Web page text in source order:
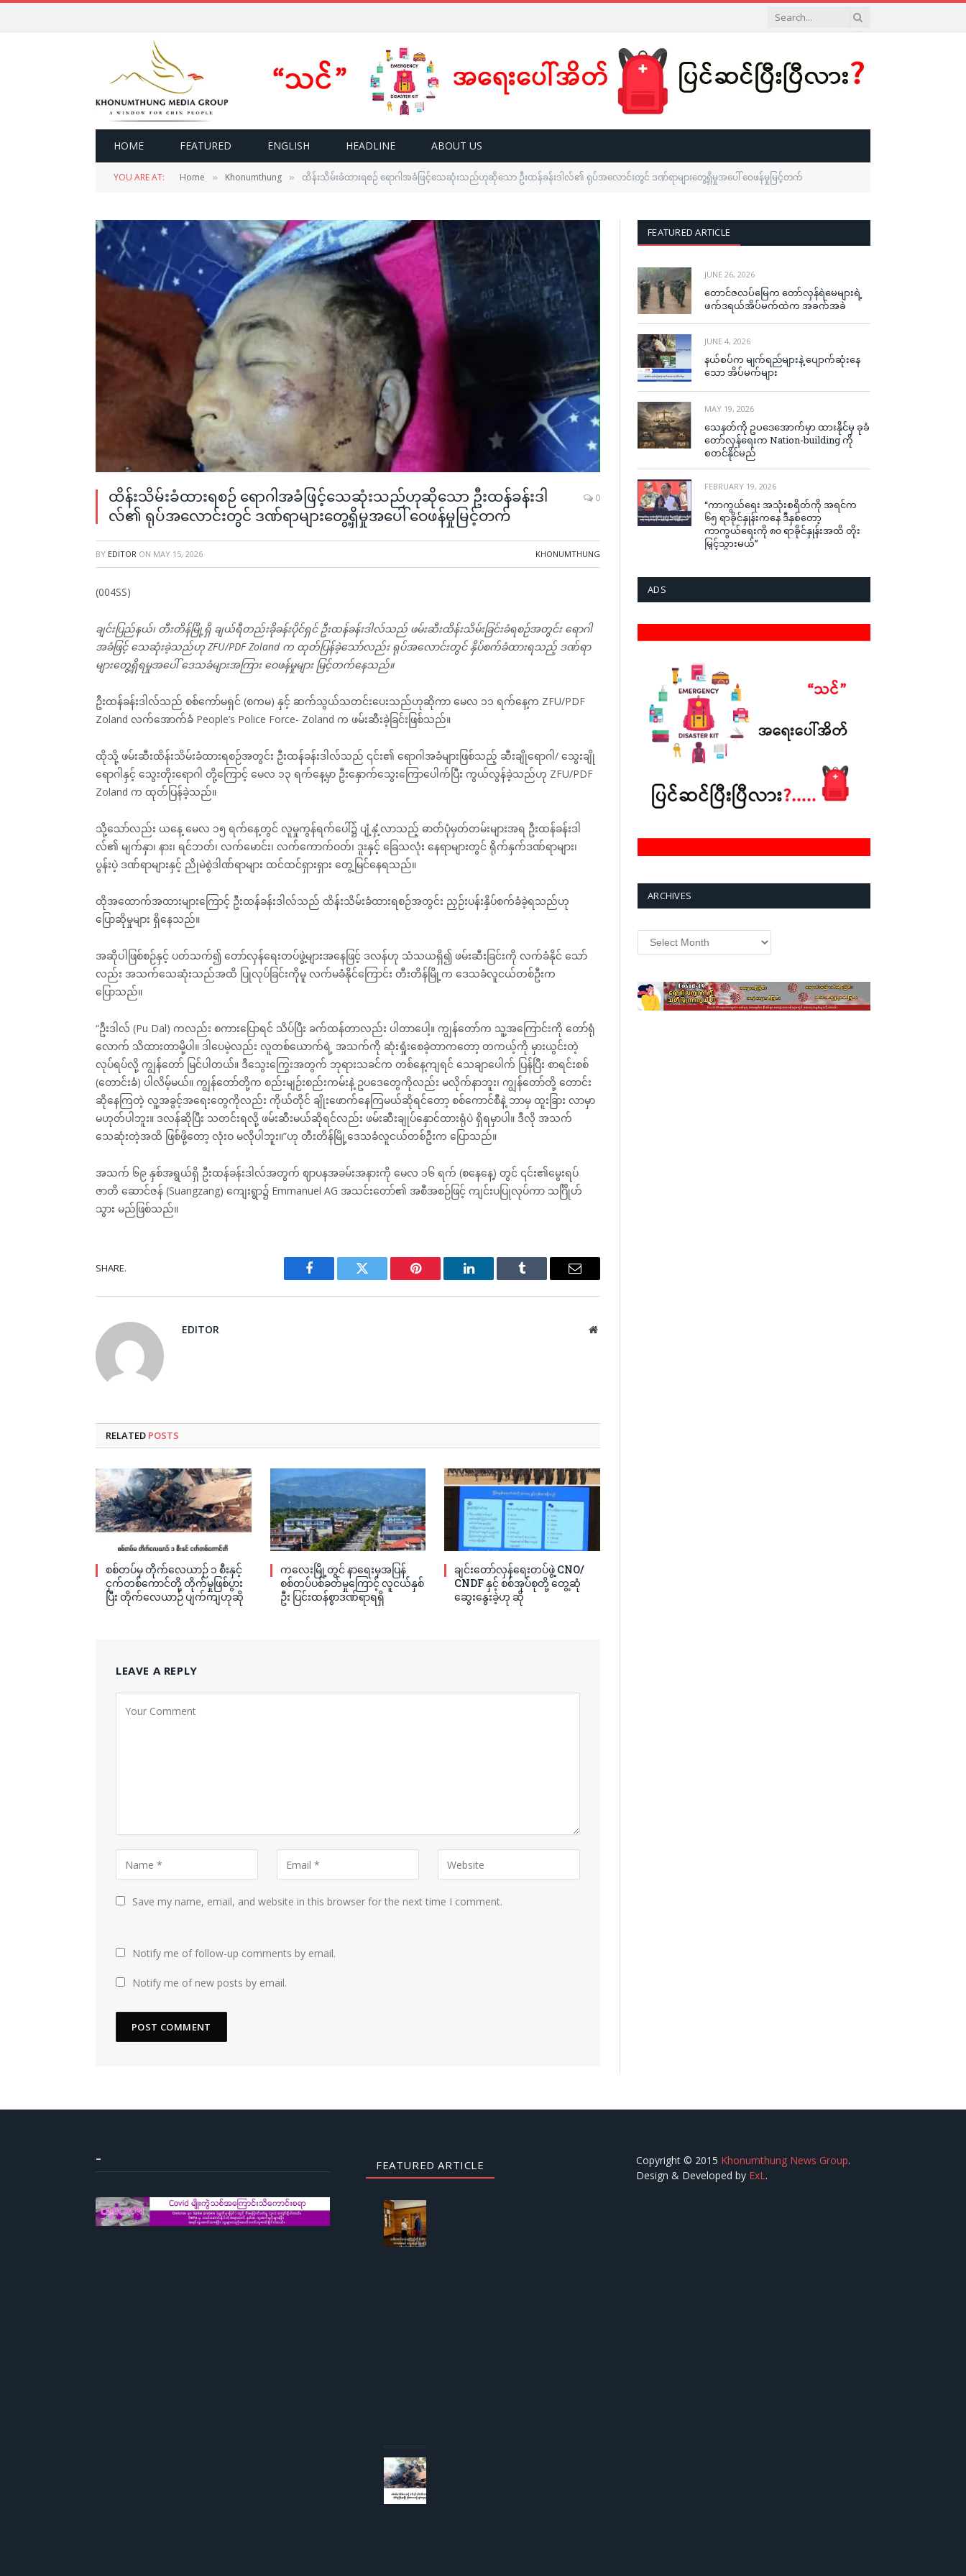
HOME FEATURED ENGLISH HEADLINE ABOUT US
YOU ARE AT: Home » Khonumthung » ထိန်းသိမ်းခံထားရစဉ် ရောဂါအခံဖြင့်သေဆုံးသည်ဟုဆိုသော ဦးထန်ခန်းဒါလ်၏ ရုပ်အလောင်းတွင် ဒဏ်ရာများတွေ့ရှိမှုအပေါ် ဝေဖန်မှုမြင့်တက်
ထိန်းသိမ်းခံထားရစဉ် ရောဂါအခံဖြင့်သေဆုံးသည်ဟုဆိုသော ဦးထန်ခန်းဒါ
လ်၏ ရုပ်အလောင်းတွင် ဒဏ်ရာများတွေ့ရှိမှုအပေါ် ဝေဖန်မှုမြင့်တက်
0
BY EDITOR ON MAY 15, 2026 KHONUMTHUNG
(004SS)
ချင်းပြည်နယ်၊ တီးတိန်မြို့ရှိ ချယ်ရီတည်းခိုခန်းပိုင်ရှင် ဦးထန်ခန်းဒါလ်သည် ဖမ်းဆီးထိန်းသိမ်းခြင်းခံရစဉ်အတွင်း ရောဂါ
အခံဖြင့် သေဆုံးခဲ့သည်ဟု ZFU/PDF Zoland က ထုတ်ပြန်ခဲ့သော်လည်း ရုပ်အလောင်းတွင် နှိပ်စက်ခံထားရသည့် ဒဏ်ရာ
များတွေ့ရှိရမှုအပေါ် ဒေသခံများအကြား ဝေဖန်မှုများ မြင့်တက်နေသည်။
ဦးထန်ခန်းဒါလ်သည် စစ်ကော်မရှင် (စကမ) နှင့် ဆက်သွယ်သတင်းပေးသည်ဟုဆိုကာ မေလ ၁၁ ရက်နေ့က ZFU/PDF
Zoland လက်အောက်ခံ People’s Police Force- Zoland က ဖမ်းဆီးခဲ့ခြင်းဖြစ်သည်။
ထိုသို့ ဖမ်းဆီးထိန်းသိမ်းခံထားရစဉ်အတွင်း ဦးထန်ခန်းဒါလ်သည် ၎င်း၏ ရောဂါအခံများဖြစ်သည့် ဆီးချိုရောဂါ/ သွေးချို
ရောဂါနှင့် သွေးတိုးရောဂါ တို့ကြောင့် မေလ ၁၃ ရက်နေ့မှာ ဦးနှောက်သွေးကြောပေါက်ပြီး ကွယ်လွန်ခဲ့သည်ဟု ZFU/PDF
Zoland က ထုတ်ပြန်ခဲ့သည်။
သို့သော်လည်း ယနေ့ မေလ ၁၅ ရက်နေ့တွင် လူမှုကွန်ရက်ပေါ်၌ ပျံ့နှံ့လာသည့် ဓာတ်ပုံမှတ်တမ်းများအရ ဦးထန်ခန်းဒါ
လ်၏ မျက်နှာ၊ နား၊ ရင်ဘတ်၊ လက်မောင်း၊ လက်ကောက်ဝတ်၊ ဒူးနှင့် ခြေသလုံး နေရာများတွင် ရိုက်နှက်ဒဏ်ရာများ၊
ပွန်းပဲ့ ဒဏ်ရာများနှင့် ညိုမဲစွဲဒါဏ်ရာများ ထင်ထင်ရှားရှား တွေ့မြင်နေရသည်။
ထိုအထောက်အထားများကြောင့် ဦးထန်ခန်းဒါလ်သည် ထိန်းသိမ်းခံထားရစဉ်အတွင်း ညှဉ်းပန်းနှိပ်စက်ခံခဲ့ရသည်ဟု
ပြောဆိုမှုများ ရှိနေသည်။
အဆိုပါဖြစ်စဉ်နှင့် ပတ်သက်၍ တော်လှန်ရေးတပ်ဖွဲ့များအနေဖြင့် ဒလန်ဟု သံသယရှိ၍ ဖမ်းဆီးခြင်းကို လက်ခံနိုင် သော်
လည်း အသက်သေဆုံးသည်အထိ ပြုလုပ်ခြင်းကိုမူ လက်မခံနိုင်ကြောင်း တီးတိန်မြို့က ဒေသခံလူငယ်တစ်ဦးက
ပြောသည်။
“ဦးဒါလ် (Pu Dal) ကလည်း စကားပြောရင် သိပ်ပြီး ခက်ထန်တာလည်း ပါတာပေါ့။ ကျွန်တော်က သူ့အကြောင်းကို တော်ရုံ
လောက် သိထားတာမို့ပါ။ ဒါပေမဲ့လည်း လူတစ်ယောက်ရဲ့ အသက်ကို ဆုံးရှုံးစေခဲ့တာကတော့ တကယ့်ကို မှားယွင်းတဲ့
လုပ်ရပ်လို့ ကျွန်တော် မြင်ပါတယ်။ ဒီသွေးကြွေးအတွက် ဘုရားသခင်က တစ်နေ့ကျရင် သေချာပေါက် ပြန်ပြီး စာရင်းစစ်
(တောင်းခံ) ပါလိမ့်မယ်။ ကျွန်တော်တို့က စည်းမျဉ်းစည်းကမ်းနဲ့ ဥပဒေတွေကိုလည်း မလိုက်နာဘူး၊ ကျွန်တော်တို့ တောင်း
ဆိုနေကြတဲ့ လူ့အခွင့်အရေးတွေကိုလည်း ကိုယ်တိုင် ချိုးဖောက်နေကြမယ်ဆိုရင်တော့ စစ်ကောင်စီနဲ့ ဘာမှ ထူးခြား လာမှာ
မဟုတ်ပါဘူး။ ဒလန်ဆိုပြီး သတင်းရလို့ ဖမ်းဆီးမယ်ဆိုရင်လည်း ဖမ်းဆီးချုပ်နှောင်ထားရုံပဲ ရှိရမှာပါ။ ဒီလို အသက်
သေဆုံးတဲ့အထိ ဖြစ်ဖို့တော့ လုံးဝ မလိုပါဘူး။”ဟု တီးတိန်မြို့ဒေသခံလူငယ်တစ်ဦးက ပြောသည်။
အသက် ၆၉ နှစ်အရွယ်ရှိ ဦးထန်ခန်းဒါလ်အတွက် ဈာပနအခမ်းအနားကို မေလ ၁၆ ရက် (စနေနေ့) တွင် ၎င်း၏မွေးရပ်
ဇာတိ ဆောင်ဇန် (Suangzang) ကျေးရွာ၌ Emmanuel AG အသင်းတော်၏ အစီအစဉ်ဖြင့် ကျင်းပပြုလုပ်ကာ သင်္ဂြိုဟ်
သွား မည်ဖြစ်သည်။
SHARE.
Facebook Twitter Pinterest LinkedIn Tumblr Email
EDITOR Website
RELATED POSTS
စစ်တပ်မှ တိုက်လေယာဉ် ၁ စီးနှင့်
ငှက်တစ်ကောင်တို့ တိုက်မှုဖြစ်ပွား
ပြီး တိုက်လေယာဉ် ပျက်ကျဟုဆို
ကလေးမြို့တွင် နာရေးမှအပြန်
စစ်တပ်ပစ်ခတ်မှုကြောင့် လူငယ်နှစ်
ဦး ပြင်းထန်စွာဒဏ်ရာရရှိ
ချင်းတော်လှန်ရေးတပ်ဖွဲ့ CNO/
CNDF နှင့် စစ်အုပ်စုတို့ တွေ့ဆုံ
ဆွေးနွေးခဲ့ဟု ဆို
LEAVE A REPLY
Save my name, email, and website in this browser for the next time I comment.
Notify me of follow-up comments by email.
Notify me of new posts by email.
FEATURED ARTICLE
JUNE 26, 2026
တောင်ဇလပ်မြေက တော်လှန်ရဲမေများရဲ့
ဖက်ဒရယ်အိပ်မက်ထဲက အခက်အခဲ
JUNE 4, 2026
နယ်စပ်က မျက်ရည်များနဲ့ ပျောက်ဆုံးနေ
သော အိပ်မက်များ
MAY 19, 2026
သေနတ်ကို ဥပဒေအောက်မှာ ထားနိုင်မှ ခုခံ
တော်လှန်ရေးက Nation-building ကို
စတင်နိုင်မည်
FEBRUARY 19, 2026
“ကာကွယ်ရေး အသုံးစရိတ်ကို အရင်က
၆၅ ရာခိုင်နှုန်းကနေ ဒီနှစ်တော့
ကာကွယ်ရေးကို ၈၀ ရာခိုင်နှုန်းအထိ တိုး
မြှင့်သွားမယ်”
ADS
ARCHIVES
Archives
– FEATURED ARTICLE Copyright © 2015 Khonumthung News Group.
Design & Developed by ExL.